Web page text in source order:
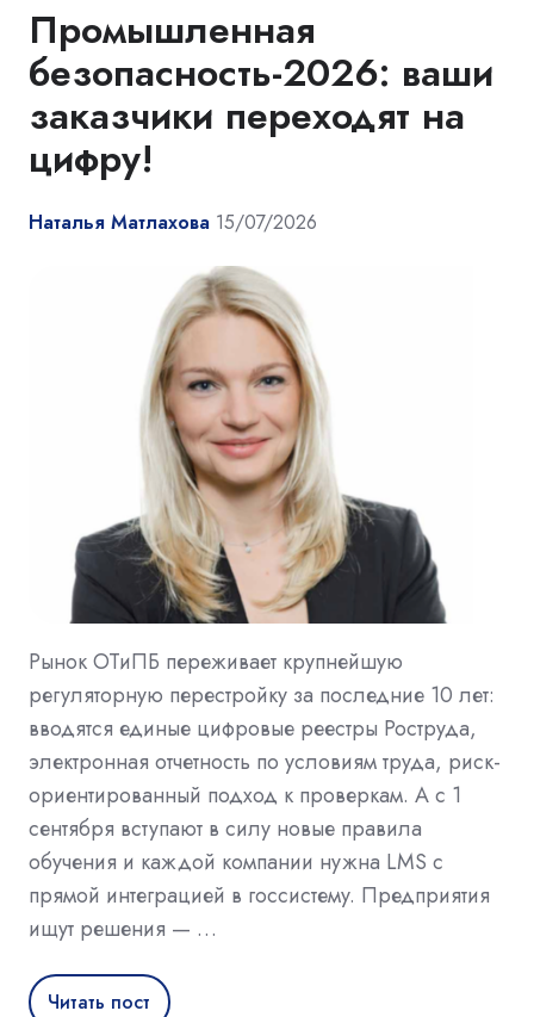
Промышленная
безопасность-2026: ваши
заказчики переходят на
цифру!
Наталья Матлахова 15/07/2026
Рынок ОТиПБ переживает крупнейшую
регуляторную перестройку за последние 10 лет:
вводятся единые цифровые реестры Роструда,
электронная отчетность по условиям труда, риск-
ориентированный подход к проверкам. А с 1
сентября вступают в силу новые правила
обучения и каждой компании нужна LMS с
прямой интеграцией в госсистему. Предприятия
ищут решения — …
Читать пост